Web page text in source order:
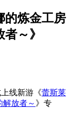
的炼金工房
～》
线新游《蕾斯莱
放者～ 》专